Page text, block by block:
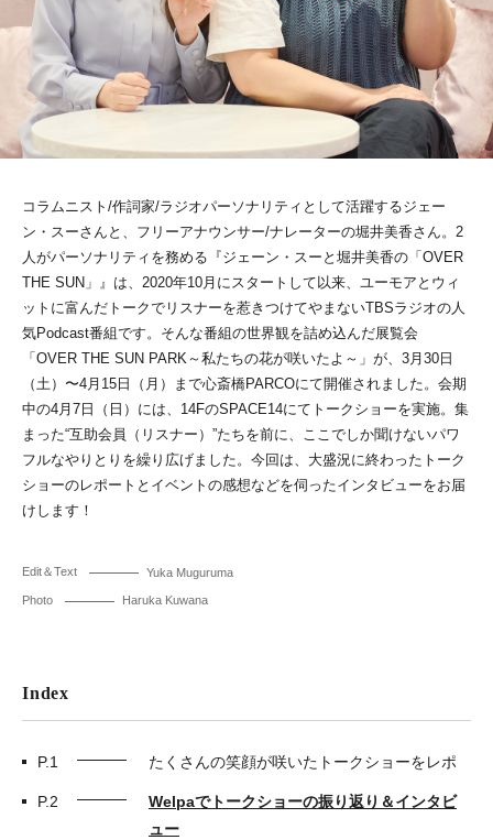
コラムニスト/作詞家/ラジオパーソナリティとして活躍するジェー
ン・スーさんと、フリーアナウンサー/ナレーターの堀井美香さん。2
人がパーソナリティを務める『ジェーン・スーと堀井美香の「OVER
THE SUN」』は、2020年10月にスタートして以来、ユーモアとウィ
ットに富んだトークでリスナーを惹きつけてやまないTBSラジオの人
気Podcast番組です。そんな番組の世界観を詰め込んだ展覧会
「OVER THE SUN PARK～私たちの花が咲いたよ～」が、3月30日
（土）〜4月15日（月）まで心斎橋PARCOにて開催されました。会期
中の4月7日（日）には、14FのSPACE14にてトークショーを実施。集
まった“互助会員（リスナー）”たちを前に、ここでしか聞けないパワ
フルなやりとりを繰り広げました。今回は、大盛況に終わったトーク
ショーのレポートとイベントの感想などを伺ったインタビューをお届
けします！
Edit＆Text Yuka Muguruma
Photo Haruka Kuwana
Index
P.1 たくさんの笑顔が咲いたトークショーをレポ
P.2
Welpaでトークショーの振り返り＆インタビ
ュー